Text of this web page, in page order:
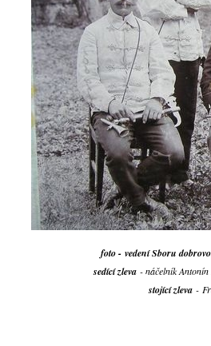
foto - vedení Sboru
sedící zleva - náčelník
stojící zleva-